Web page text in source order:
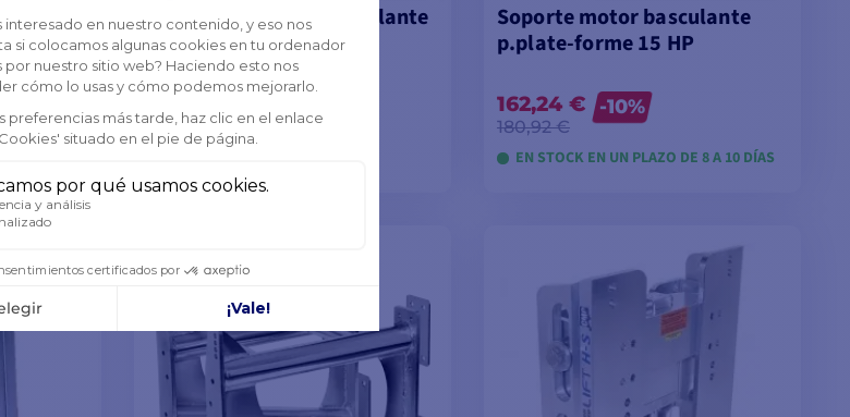
de
Soporte de motor basculante
de 8 CV
139,05 €
154,51 €
-10%
Soporte motor basculante
p.plate-forme 15 HP
162,24 €
180,92 €
-10%
EN STOCK EN UN PLAZO DE 8 A 10 DÍAS